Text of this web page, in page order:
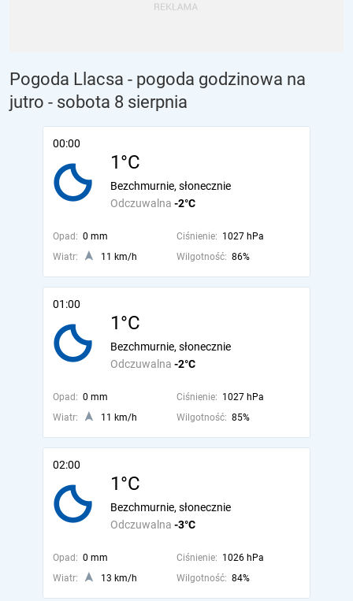
Pogoda Llacsa - pogoda godzinowa na
jutro - sobota 8 sierpnia
00:00
1°C
Odczuwalna -2°C
Bezchmurnie, słonecznie
Opad: 0 mm Ciśnienie: 1027 hPa
Wiatr:
11 km/h Wilgotność: 86%
01:00
1°C
Odczuwalna -2°C
Bezchmurnie, słonecznie
Opad: 0 mm Ciśnienie: 1027 hPa
Wiatr:
11 km/h Wilgotność: 85%
02:00
1°C
Odczuwalna -3°C
Bezchmurnie, słonecznie
Opad: 0 mm Ciśnienie: 1026 hPa
Wiatr:
13 km/h Wilgotność: 84%